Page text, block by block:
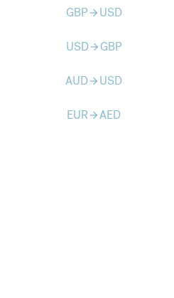
GBParrow_forward USD
USDarrow_forward GBP
AUDarrow_forward USD
EURarrow_forwardAED